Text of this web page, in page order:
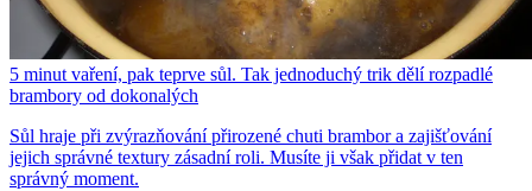
5 minut vaření, pak teprve sůl. Tak jednoduchý trik dělí rozpadlé
brambory od dokonalých
Sůl hraje při zvýrazňování přirozené chuti brambor a zajišťování
jejich správné textury zásadní roli. Musíte ji však přidat v ten
správný moment.